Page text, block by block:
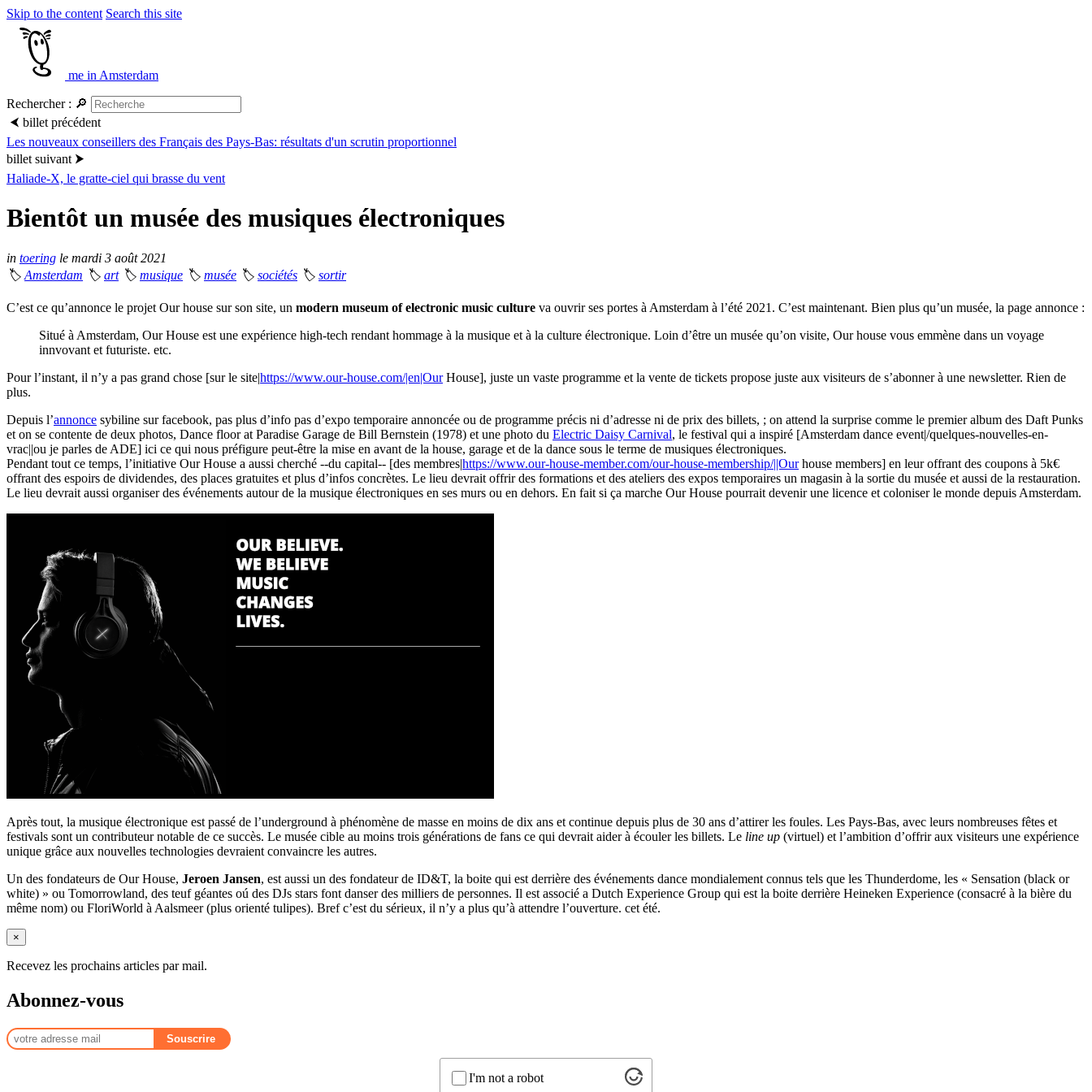
Skip to the content Search this site
me in Amsterdam
Rechercher : 🔎
⮜ billet précédent
Les nouveaux conseillers des Français des Pays-Bas: résultats d'un scrutin proportionnel
billet suivant ⮞
Haliade-X, le gratte-ciel qui brasse du vent
Bientôt un musée des musiques électroniques
in toering le mardi 3 août 2021
🏷 Amsterdam 🏷 art 🏷 musique 🏷 musée 🏷 sociétés 🏷 sortir
C’est ce qu’annonce le projet Our house sur son site, un modern museum of electronic music culture va ouvrir ses portes à Amsterdam à l’été 2021. C’est maintenant. Bien plus qu’un musée, la page annonce :
Situé à Amsterdam, Our House est une expérience high-tech rendant hommage à la musique et à la culture électronique. Loin d’être un musée qu’on visite, Our house vous emmène dans un voyage
innvovant et futuriste. etc.
Pour l’instant, il n’y a pas grand chose [sur le site|https://www.our-house.com/|en|OurHouse], juste un vaste programme et la vente de tickets propose juste aux visiteurs de s’abonner à une newsletter. Rien de
plus.
Depuis l’annonce sybiline sur facebook, pas plus d’info pas d’expo temporaire annoncée ou de programme précis ni d’adresse ni de prix des billets, ; on attend la surprise comme le premier album des Daft Punks
et on se contente de deux photos, Dance floor at Paradise Garage de Bill Bernstein (1978) et une photo du Electric Daisy Carnival, le festival qui a inspiré [Amsterdam dance event|/quelques-nouvelles-en-
vrac||ou je parles de ADE] ici ce qui nous préfigure peut-être la mise en avant de la house, garage et de la dance sous le terme de musiques électroniques.
Pendant tout ce temps, l’initiative Our House a aussi cherché --du capital-- [des membres|https://www.our-house-member.com/our-house-membership/||Ourhouse members] en leur offrant des coupons à 5k€
offrant des espoirs de dividendes, des places gratuites et plus d’infos concrètes. Le lieu devrait offrir des formations et des ateliers des expos temporaires un magasin à la sortie du musée et aussi de la restauration.
Le lieu devrait aussi organiser des événements autour de la musique électroniques en ses murs ou en dehors. En fait si ça marche Our House pourrait devenir une licence et coloniser le monde depuis Amsterdam.
Après tout, la musique électronique est passé de l’underground à phénomène de masse en moins de dix ans et continue depuis plus de 30 ans d’attirer les foules. Les Pays-Bas, avec leurs nombreuses fêtes et
festivals sont un contributeur notable de ce succès. Le musée cible au moins trois générations de fans ce qui devrait aider à écouler les billets. Le line up (virtuel) et l’ambition d’offrir aux visiteurs une expérience
unique grâce aux nouvelles technologies devraient convaincre les autres.
Un des fondateurs de Our House, Jeroen Jansen, est aussi un des fondateur de ID&T, la boite qui est derrière des événements dance mondialement connus tels que les Thunderdome, les « Sensation (black or
white) » ou Tomorrowland, des teuf géantes oú des DJs stars font danser des milliers de personnes. Il est associé a Dutch Experience Group qui est la boite derrière Heineken Experience (consacré à la bière du
même nom) ou FloriWorld à Aalsmeer (plus orienté tulipes). Bref c’est du sérieux, il n’y a plus qu’à attendre l’ouverture. cet été.
×
Recevez les prochains articles par mail.
Abonnez-vous
I'm not a robot